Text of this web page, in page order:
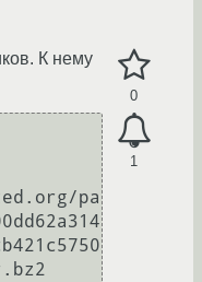
0
1
К нему
pa